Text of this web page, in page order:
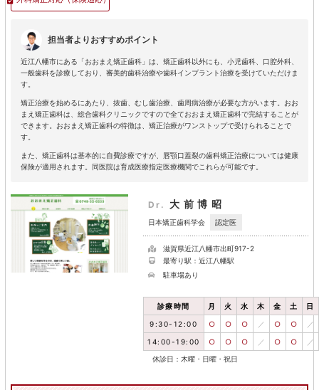
担当者よりおすすめポイント
近江八幡市にある「おおまえ矯正歯科」は、矯正歯科以外にも、小児歯科、口腔外科、
一般歯科を診療しており、審美的歯科治療や歯科インプラント治療を受けていただけま
す。
矯正治療を始めるにあたり、抜歯、むし歯治療、歯周病治療が必要な方がいます。おお
まえ矯正歯科は、総合歯科クリニックですので全ておおまえ矯正歯科で完結することが
できます。おおまえ矯正歯科の特徴は、矯正治療がワンストップで受けられることで
す。
また、矯正歯科は基本的に自費診療ですが、唇顎口蓋裂の歯科矯正治療については健康
保険が適用されます。同医院は育成医療指定医療機関でこれらが可能です。
Dr. 大前博昭
日本矯正歯科学会 認定医
滋賀県近江八幡市出町917-2
最寄り駅：近江八幡駅
駐車場あり
診療時間 月 火 水 木 金 土 日
9:30-12:00 ○ ○ ○ ／ ○ ○ ／
14:00-19:00 ○ ○ ○ ／ ○ ○ ／
休診日：木曜・日曜・祝日